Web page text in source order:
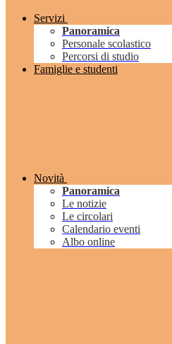
Servizi
Panoramica
Personale scolastico
Percorsi di studio
Famiglie e studenti
Novità
Panoramica
Le notizie
Le circolari
Calendario eventi
Albo online